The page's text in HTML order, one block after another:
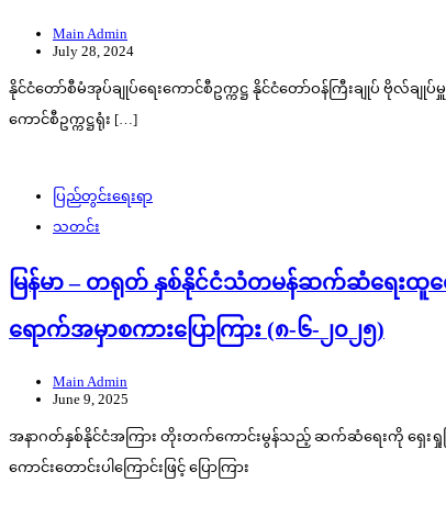
Main Admin
July 28, 2024
နိုင်ငံတော်စီမံအုပ်ချုပ်ရေးကောင်စီဥက္ကဋ္ဌ နိုင်ငံတော်ဝန်ကြီးချုပ် ဗိုလ်ချု
ကောင်စီဥက္ကဋ္ဌရုံး […]
ပြည်တွင်းရေးရာ
သတင်း
မြန်မာ – တရုတ် နှစ်နိုင်ငံသံတမန်ဆက်ဆံရေးထူထ
ရောက်အမှာစကားပြောကြား (၈-၆-၂၀၂၅)
Main Admin
June 9, 2025
အနာဂတ်နှစ်နိုင်ငံအကြား တိုးတက်ကောင်းမွန်သည့် ဆက်ဆံရေးကို ရှေးရှုပ
ကောင်းတောင်းပါကြောင်းဖြင့် ပြောကြား